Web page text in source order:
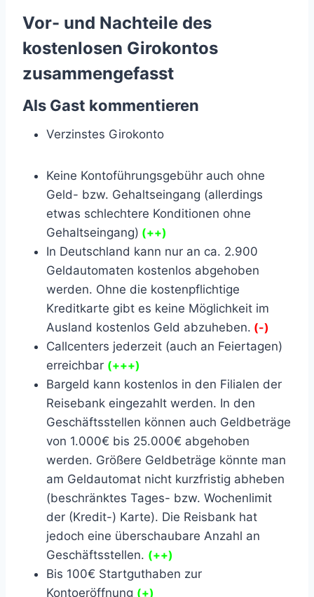
Vor- und Nachteile des
kostenlosen Girokontos
zusammengefasst
Als Gast kommentieren
Verzinstes Girokonto
Keine Kontoführungsgebühr auch ohne
Geld- bzw. Gehaltseingang (allerdings
etwas schlechtere Konditionen ohne
Gehaltseingang) (++)
In Deutschland kann nur an ca. 2.900
Geldautomaten kostenlos abgehoben
werden. Ohne die kostenpflichtige
Kreditkarte gibt es keine Möglichkeit im
Ausland kostenlos Geld abzuheben. (-)
Callcenters jederzeit (auch an Feiertagen)
erreichbar (+++)
Bargeld kann kostenlos in den Filialen der
Reisebank eingezahlt werden. In den
Geschäftsstellen können auch Geldbeträge
von 1.000€ bis 25.000€ abgehoben
werden. Größere Geldbeträge könnte man
am Geldautomat nicht kurzfristig abheben
(beschränktes Tages- bzw. Wochenlimit
der (Kredit-) Karte). Die Reisbank hat
jedoch eine überschaubare Anzahl an
Geschäftsstellen. (++)
Bis 100€ Startguthaben zur
Kontoeröffnung (+)